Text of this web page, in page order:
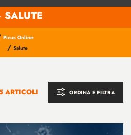
SALUTE
Picus Online
/ Salute
ARTICOLI ORDINA E FILTRA